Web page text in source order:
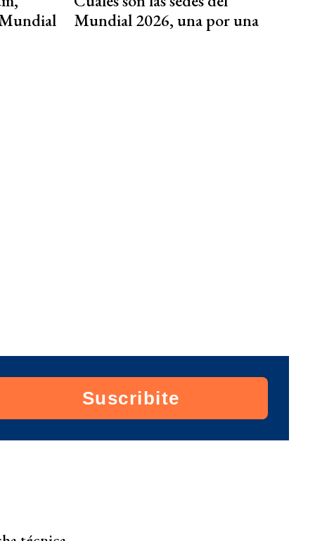
Mundial 2026, una por una
Suscribite